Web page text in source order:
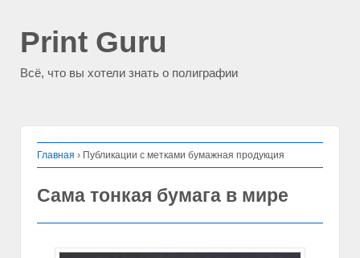
Print Guru
Всё, что вы хотели знать о полиграфии
Главная › Публикации с метками бумажная продукция
Сама тонкая бумага в мире